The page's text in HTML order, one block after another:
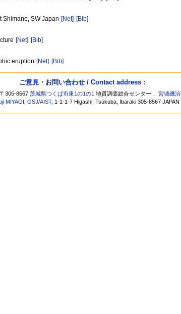
Shimane, SW Japan [Net] [Bib]
[Net] [Bib]
eruption [Net] [Bib]
ご意見・お問い合わせ / Contact address :
〒305-8567茨城県つくば市東1の1の1 地質調査総合センター，宮城磯治
MIYAGI
,GSJ/AIST, 1-1-1-7 Higashi, Tsukuba, Ibaraki 305-8567 JAPAN